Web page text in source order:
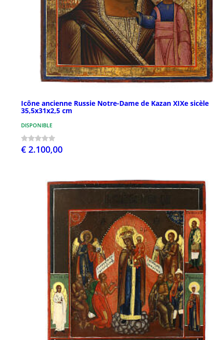
Icône ancienne Russie Notre-Dame de Kazan XIXe sicèle
35,5x31x2,5 cm
DISPONIBLE
€ 2.100,00